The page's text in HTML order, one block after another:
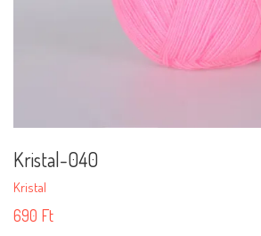
Kristal-040
Kristal
690 Ft